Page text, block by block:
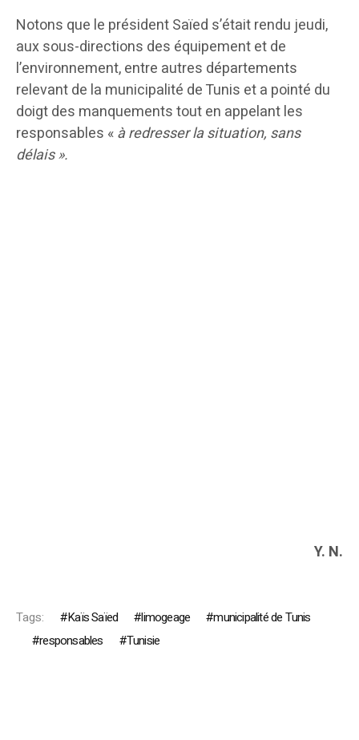
Notons que le président Saïed s’était rendu jeudi,
aux sous-directions des équipement et de
l’environnement, entre autres départements
relevant de la municipalité de Tunis et a pointé du
doigt des manquements tout en appelant les
responsables «à redresser la situation, sans
délais ».
Y. N.
Tags: Kaïs Saïed limogeage
municipalité de Tunis
responsables
Tunisie